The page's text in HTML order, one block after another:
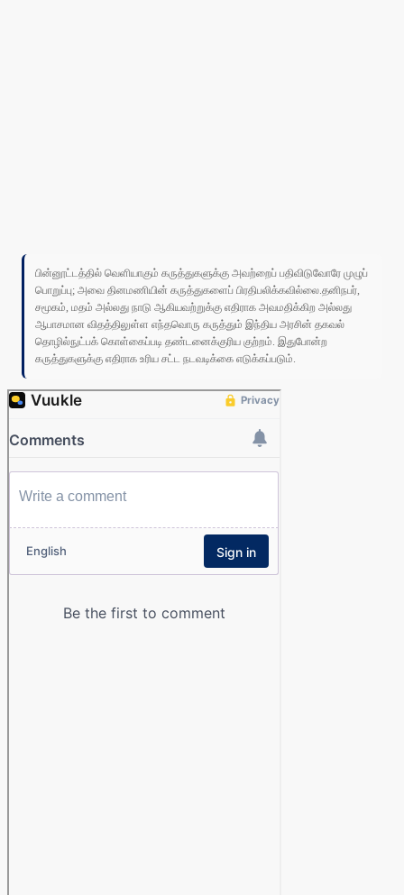
பின்னூட்டத்தில் வெளியாகும் கருத்துகளுக்கு அவற்றைப் பதிவிடுவோரே முழுப்
பொறுப்பு; அவை தினமணியின் கருத்துகளைப் பிரதிபலிக்கவில்லை.தனிநபர்,
சமூகம், மதம் அல்லது நாடு ஆகியவற்றுக்கு எதிராக அவமதிக்கிற அல்லது
ஆபாசமான விதத்திலுள்ள எந்தவொரு கருத்தும் இந்திய அரசின் தகவல்
தொழில்நுட்பக் கொள்கைப்படி தண்டனைக்குரிய குற்றம். இதுபோன்ற
கருத்துகளுக்கு எதிராக உரிய சட்ட நடவடிக்கை எடுக்கப்படும்.